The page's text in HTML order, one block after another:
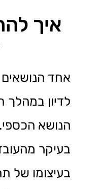
איך
אחד
לדיון במהלך
הנושא
בעיקר
בעיצומו של